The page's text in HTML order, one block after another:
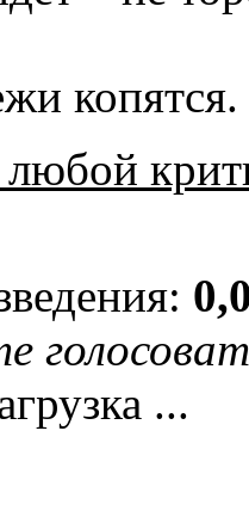
любой
...